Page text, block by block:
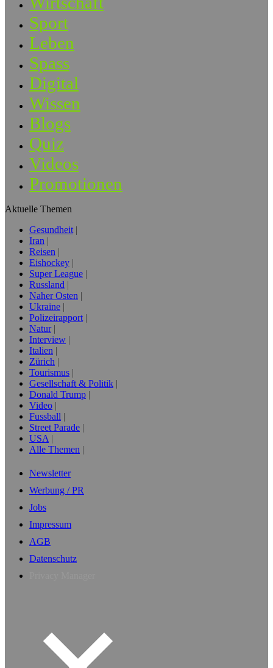
Sport
Leben
Spass
Digital
Wissen
Blogs
Quiz
Videos
Promotionen
Aktuelle Themen
Gesundheit
Iran
Reisen
Eishockey
Super League
Russland
Naher Osten
Ukraine
Polizeirapport
Natur
Interview
Italien
Zürich
Tourismus
Gesellschaft & Politik
Donald Trump
Video
Fussball
Street Parade
USA
Alle Themen
Newsletter
Werbung / PR
Jobs
Impressum
AGB
Datenschutz